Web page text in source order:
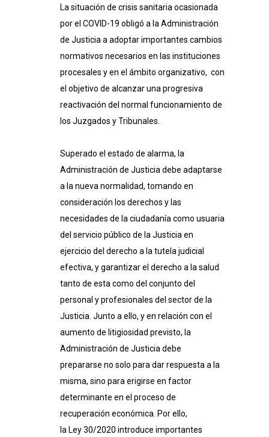
La situación de crisis sanitaria ocasionada
por el COVID-19 obligó a la Administración
de Justicia a adoptar importantes cambios
normativos necesarios en las instituciones
procesales y en el ámbito organizativo, con
el objetivo de alcanzar una progresiva
reactivación del normal funcionamiento de
los Juzgados y Tribunales.
Superado el estado de alarma, la
Administración de Justicia debe adaptarse
a la nueva normalidad, tomando en
consideración los derechos y las
necesidades de la ciudadanía como usuaria
del servicio público de la Justicia en
ejercicio del derecho a la tutela judicial
efectiva, y garantizar el derecho a la salud
tanto de esta como del conjunto del
personal y profesionales del sector de la
Justicia. Junto a ello, y en relación con el
aumento de litigiosidad previsto, la
Administración de Justicia debe
prepararse no solo para dar respuesta a la
misma, sino para erigirse en factor
determinante en el proceso de
recuperación económica. Por ello,
la Ley30/2020 introduce importantes